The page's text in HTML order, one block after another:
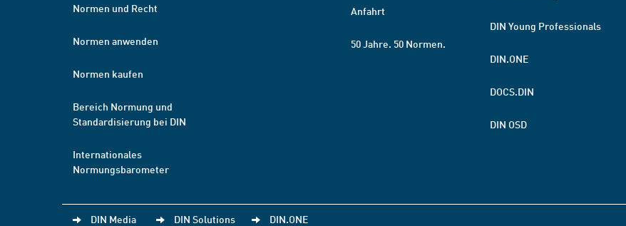
Normen und Recht
Normen anwenden
Normen kaufen
Bereich Normung und
Standardisierung bei DIN
Internationales
Normungsbarometer
Anfahrt
50 Jahre. 50 Normen.
DIN Young Professionals
DIN.ONE
DOCS.DIN
DIN OSD
DIN Media DIN Solutions DIN.ONE